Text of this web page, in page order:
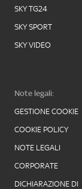
SKY TG24
SKY SPORT
SKY VIDEO
Note legali:
GESTIONE COOKIE
COOKIE POLICY
NOTE LEGALI
CORPORATE
DICHIARAZIONE DI